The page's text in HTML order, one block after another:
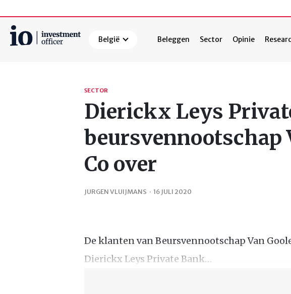
België Beleggen Sector Opinie
SECTOR
Dierickx Leys
beursvennootschap
Co over
JURGEN VLUIJMANS · 16 JULI 2020
De klanten van Beursvennootschap Van
Dierickx Leys Private Bank…